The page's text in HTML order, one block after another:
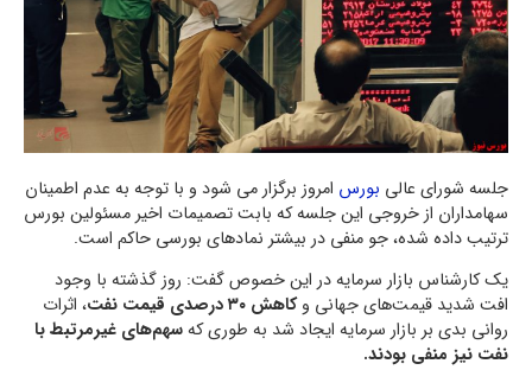
جلسه شورای عالی بورس امروز برگزار می شود و با توجه به عدم اطمینان
سهامداران از خروجی این جلسه که بابت تصمیمات اخیر مسئولین بورس
ترتیب داده شده، جو منفی در بیشتر نمادهای بورسی حاکم است.
یک کارشناس بازار سرمایه در این خصوص گفت: روز گذشته با وجود
افت شدید قیمت‌های جهانی وکاهش ۳۰ درصدی قیمت نفت
، اثرات
روانی بدی بر بازار سرمایه ایجاد شد به طوری کهسهم‌های غیرمرتبط با
نفت نیز منفی بودند.